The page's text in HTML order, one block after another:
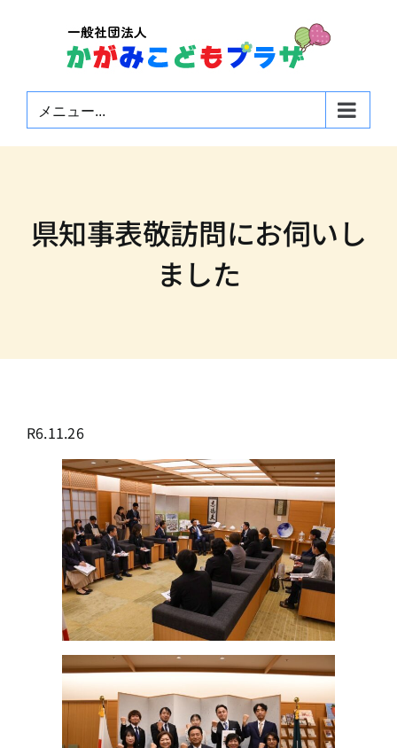
メニュー...
県知事表敬訪問にお伺いし
ました
R6.11.26